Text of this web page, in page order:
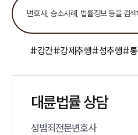
#강간#강제추행#성추행#
대륜법률 상담
성범죄전문변호사